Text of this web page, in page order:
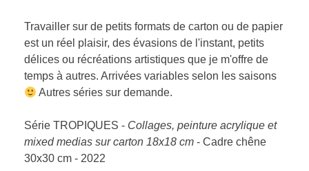
Travailler sur de petits formats de carton ou de papier
est un réel plaisir, des évasions de l'instant, petits
délices ou récréations artistiques que je m'offre de
temps à autres. Arrivées variables selon les saisons
Autres séries sur demande.
Série TROPIQUES - Collages, peinture acrylique et
mixed medias sur carton 18x18 cm - Cadre chêne
30x30 cm - 2022